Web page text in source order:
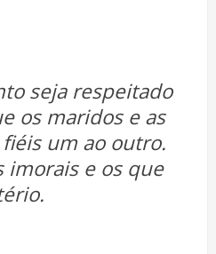
seja respeitado
os maridos e as
um ao outro.
imorais e os que